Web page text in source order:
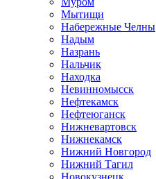
Мытищи
Набережные Челны
Надым
Назрань
Нальчик
Находка
Невинномысск
Нефтекамск
Нефтеюганск
Нижневартовск
Нижнекамск
Нижний Новгород
Нижний Тагил
Новокузнецк